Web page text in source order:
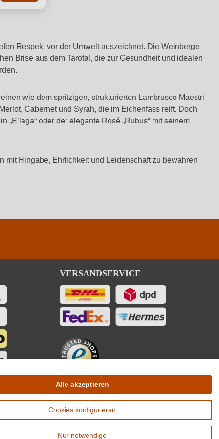
Respekt vor der Umwelt auszeichnet. Die Weinberge
Brise aus dem Tarotal, die zur Gesundheit und idealen
wie dem spritzigen, strukturierten Lambrusco Maestri
Cabernet und Syrah, die im Eichenfass reift. Doch
oder der elegante Rosé „Rubus“ mit seinem
mit Hingabe, Ehrlichkeit und Leidenschaft zu bewahren
VERSANDSERVICE
Alle akzeptieren
Cookies konfigurieren
Nur notwendige